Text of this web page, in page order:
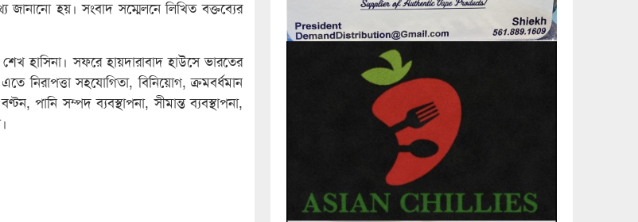
জানানো হয়। সংবাদ সম্মেলনে লিখিত বক্তব্যের
শেখ হাসিনা। সফরে হায়দারাবাদ হাউসে ভারতের
এতে নিরাপত্তা সহযোগিতা, বিনিয়োগ, ক্রমবর্ধমান
পানি সম্পদ ব্যবস্থাপনা, সীমান্ত ব্যবস্থাপনা,